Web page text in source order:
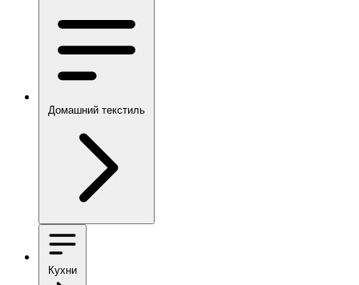
Домашний текстиль
Кухни